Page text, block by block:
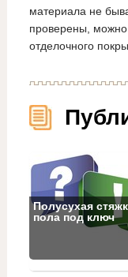
материала не
проверены, можно
отделочного
Полусухая
пола под ключ